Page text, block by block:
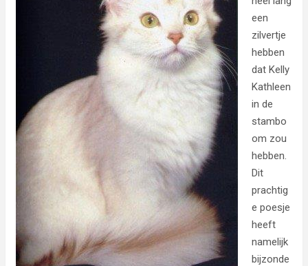
een
zilvertje
hebben
dat Kelly
Kathleen
in de
stambo
om zou
hebben.
Dit
prachtig
e poesje
heeft
namelijk
bijzonde